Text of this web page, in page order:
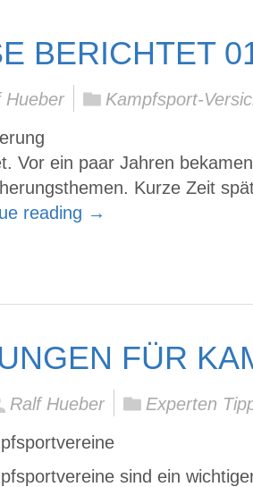
BERICHTET
Hueber
Kampfsport-
Vor ein paar Jahren
Kurze Zeit
reading →
FÜR
Ralf Hueber Experten
sind ein